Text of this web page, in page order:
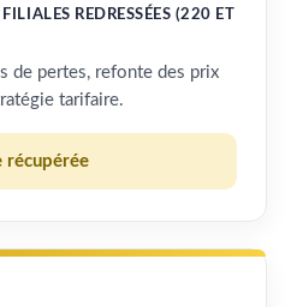
REDRESSÉES (220 ET
de pertes, refonte des prix
tarifaire.
récupérée